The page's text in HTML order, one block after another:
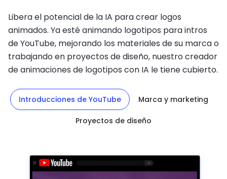
Libera el potencial de la IA para crear logos
animados. Ya esté animando logotipos para intros
de YouTube, mejorando los materiales de su marca o
trabajando en proyectos de diseño, nuestro creador
de animaciones de logotipos con IA le tiene cubierto.
Introducciones de YouTube Marca y marketing
Proyectos de diseño